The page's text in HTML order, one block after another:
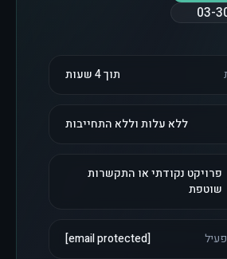
03-
תוך 4 שעות
ללא עלות וללא התחייבות
פרויקט נקודתי או התקשרות
שוטפת
[email protected]